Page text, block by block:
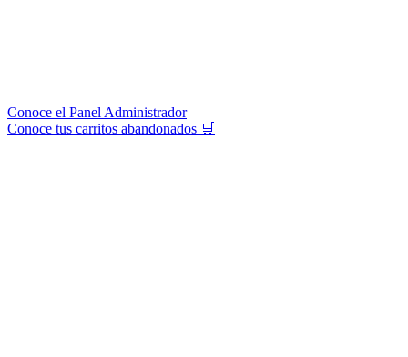
Conoce el Panel Administrador
Conoce tus carritos abandonados 🛒